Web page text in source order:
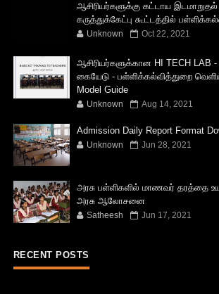
ஆசிரியர்களுக்கு கட்டாய இடமாறுதல்
கருத்துக்கேட்பு கூட்டத்தில்
Unknown Oct 22, 2021
ஆசிரியர்களுக்கான HI TECH LAB -
கையேடு - பள்ளிக்கல்வித்துறை
Model Guide
Unknown Aug 14, 2021
Admission Daily Report Format
Unknown Jun 28, 2021
அரசு பள்ளிகளில் மாணவர் தரத்தை
அரசு ஆலோசனை
Satheesh Jun 17, 2021
RECENT POSTS